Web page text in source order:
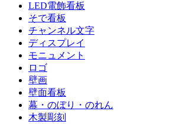
LED電飾看板
そで看板
チャンネル文字
ディスプレイ
モニュメント
ロゴ
壁画
壁面看板
幕・のぼり・のれん
木製彫刻